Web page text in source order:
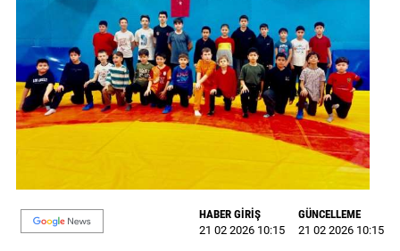
EKONOMİ
DÜNYA
MAGAZİN
GALERİ
YAZARLAR
HABER GİRİŞ
21 02 2026 10:15
GÜNCELLEME
21 02 2026 10:15